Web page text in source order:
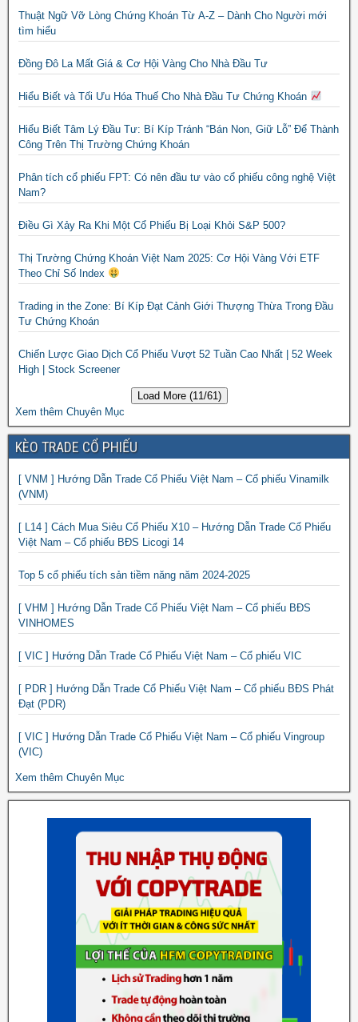
Thuật Ngữ Vỡ Lòng Chứng Khoán Từ A-Z – Dành Cho Người mới
tìm hiểu
Đồng Đô La Mất Giá & Cơ Hội Vàng Cho Nhà Đầu Tư
Hiểu Biết và Tối Ưu Hóa Thuế Cho Nhà Đầu Tư Chứng Khoán
Hiểu Biết Tâm Lý Đầu Tư: Bí Kíp Tránh “Bán Non, Giữ Lỗ” Để Thành
Công Trên Thị Trường Chứng Khoán
Phân tích cổ phiếu FPT: Có nên đầu tư vào cổ phiếu công nghệ Việt
Nam?
Điều Gì Xảy Ra Khi Một Cổ Phiếu Bị Loại Khỏi S&P 500?
Thị Trường Chứng Khoán Việt Nam 2025: Cơ Hội Vàng Với ETF
Theo Chỉ Số Index
Trading in the Zone: Bí Kíp Đạt Cảnh Giới Thượng Thừa Trong Đầu
Tư Chứng Khoán
Chiến Lược Giao Dịch Cổ Phiếu Vượt 52 Tuần Cao Nhất | 52 Week
High | Stock Screener
Load More (11/61)
Xem thêm Chuyên Mục
KÈO TRADE CỔ PHIẾU
[ VNM ] Hướng Dẫn Trade Cổ Phiếu Việt Nam – Cổ phiếu Vinamilk
(VNM)
[ L14 ] Cách Mua Siêu Cổ Phiếu X10 – Hướng Dẫn Trade Cổ Phiếu
Việt Nam – Cổ phiếu BĐS Licogi 14
Top 5 cổ phiếu tích sản tiềm năng năm 2024-2025
[ VHM ] Hướng Dẫn Trade Cổ Phiếu Việt Nam – Cổ phiếu BĐS
VINHOMES
[ VIC ] Hướng Dẫn Trade Cổ Phiếu Việt Nam – Cổ phiếu VIC
[ PDR ] Hướng Dẫn Trade Cổ Phiếu Việt Nam – Cổ phiếu BĐS Phát
Đạt (PDR)
[ VIC ] Hướng Dẫn Trade Cổ Phiếu Việt Nam – Cổ phiếu Vingroup
(VIC)
Xem thêm Chuyên Mục